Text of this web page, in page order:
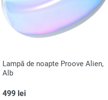
Lampă de noapte Proove Alien,
Alb
499 lei